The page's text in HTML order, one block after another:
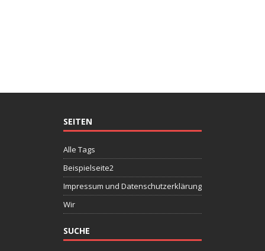
SEITEN
Alle Tags
Beispielseite2
Impressum und Datenschutzerklärung
Wir
SUCHE